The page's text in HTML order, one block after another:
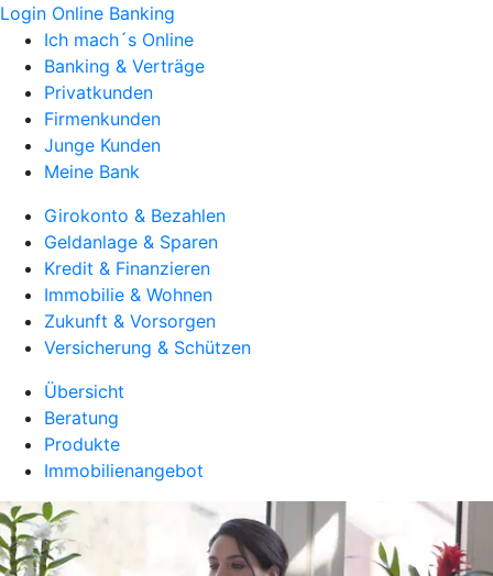
Login Online Banking
Ich mach´s Online
Banking & Verträge
Privatkunden
Firmenkunden
Junge Kunden
Meine Bank
Girokonto & Bezahlen
Geldanlage & Sparen
Kredit & Finanzieren
Immobilie & Wohnen
Zukunft & Vorsorgen
Versicherung & Schützen
Übersicht
Beratung
Produkte
Immobilienangebot